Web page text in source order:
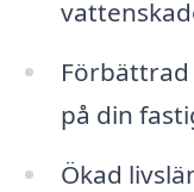
på din
Ökad